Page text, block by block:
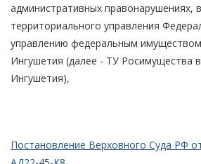
административных правонарушениях,
территориального управления
управлению федеральным
Ингушетия (далее - ТУ Росимущества
Ингушетия),
Постановление Верховного Суда РФ